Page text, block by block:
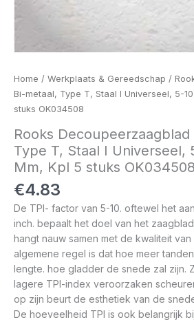
Home / Werkplaats & Gereedschap /
Bi-metaal, Type T, Staal I Universeel, 5-
stuks OK034508
Rooks Decoupeerzaagblad
Type T, Staal I Universeel,
Mm, Kpl 5 stuks OK034508
€4.83
De TPI- factor van 5-10. oftewel het
inch. bepaalt het doel van het
hangt nauw samen met de kwaliteit
algemene regel is dat hoe meer
lengte. hoe gladder de snede zal zijn.
lagere TPI-index veroorzaken
op zijn beurt de esthetiek van de
De hoeveelheid TPI is ook belangrijk